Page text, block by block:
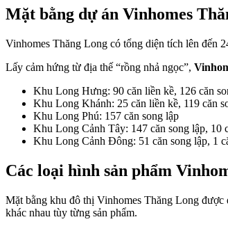
Mặt bằng dự án Vinhomes
Vinhomes Thăng Long có tổng diện tích lên đến
Lấy cảm hứng từ địa thế “rồng nhả ngọc”,
Khu Long Hưng: 90 căn liền kề, 126 căn
Khu Long Khánh: 25 căn liền kề, 119 căn
Khu Long Phú: 157 căn song lập
Khu Long Cảnh Tây: 147 căn song lập, 10
Khu Long Cảnh Đông: 51 căn song lập, 1
Các loại hình sản phẩm
Mặt bằng khu đô thị Vinhomes Thăng Long
khác nhau tùy từng sản phẩm.